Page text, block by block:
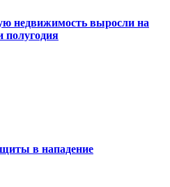
недвижимость выросли на
полугодия
в нападение